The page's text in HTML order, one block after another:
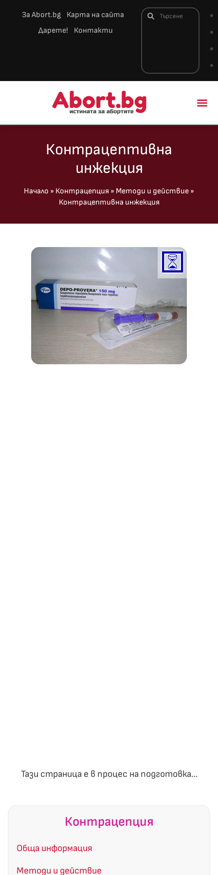
За Abort.bg
Карта на сайта
Дарете!
Контакти
Контрацептивна
инжекция
Начало » Контрацепция » Методи и действие »
Контрацептивна инжекция
Тази страница е в процес на подготовка…
Контрацепция
Обща информация
Методи и действие